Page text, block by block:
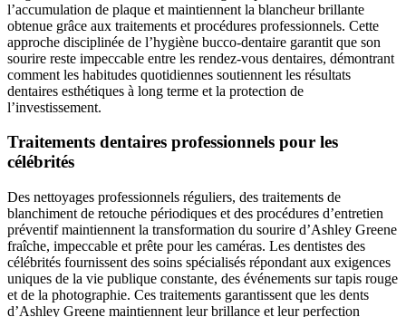
l’accumulation de plaque et maintiennent la blancheur brillante
obtenue grâce aux traitements et procédures professionnels. Cette
approche disciplinée de l’hygiène bucco-dentaire garantit que son
sourire reste impeccable entre les rendez-vous dentaires, démontrant
comment les habitudes quotidiennes soutiennent les résultats
dentaires esthétiques à long terme et la protection de
l’investissement.
Traitements dentaires professionnels pour les
célébrités
Des nettoyages professionnels réguliers, des traitements de
blanchiment de retouche périodiques et des procédures d’entretien
préventif maintiennent la transformation du sourire d’Ashley Greene
fraîche, impeccable et prête pour les caméras. Les dentistes des
célébrités fournissent des soins spécialisés répondant aux exigences
uniques de la vie publique constante, des événements sur tapis rouge
et de la photographie. Ces traitements garantissent que les dents
d’Ashley Greene maintiennent leur brillance et leur perfection